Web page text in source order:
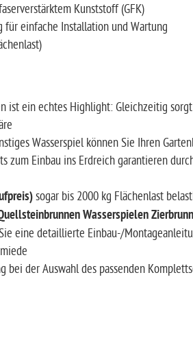
Kunststoff (GFK)
für einfache Installation und Wartung
ist ein echtes Highlight: Gleichzeitig
Wasserspiel können Sie Ihren
zum Einbau ins Erdreich garantieren
sogar bis 2000 kg Flächenlast
Wasserspielen
eine detaillierte Einbau-/
bei der Auswahl des passenden